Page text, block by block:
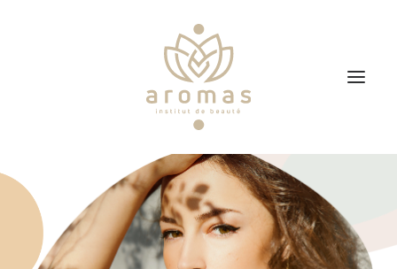
Soins
Je veux faire un bon cadeau
Plan d’accès